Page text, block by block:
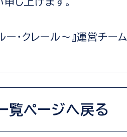
・クレール～』運営チーム
覧ページへ戻る